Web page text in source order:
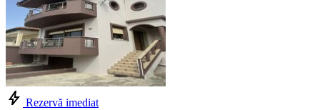
Rezervă imediat